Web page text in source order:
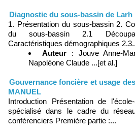
Diagnostic du sous-bassin de Larh
1. Présentation du sous-bassin 2.
du sous-bassin 2.1
Caractéristiques démographiques
Auteur: Jouve Anne-
Napoléone Claude ...[et al.]
Gouvernance foncière et usage
MANUEL
Introduction Présentation de
spécialisé dans le cadre du
conférenciers Première partie :...